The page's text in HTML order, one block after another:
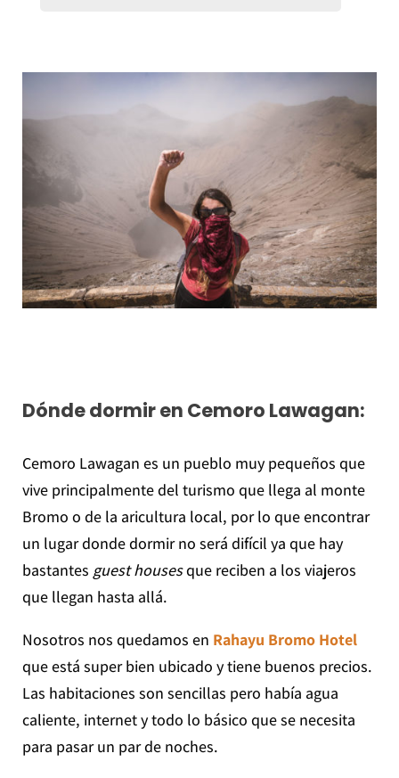
Dónde dormir en Cemoro Lawagan:
Cemoro Lawagan es un pueblo muy pequeños que
vive principalmente del turismo que llega al monte
Bromo o de la aricultura local, por lo que encontrar
un lugar donde dormir no será difícil ya que hay
bastantes guest housesque reciben a los viajeros
que llegan hasta allá.
Nosotros nos quedamos en Rahayu Bromo Hotel
que está super bien ubicado y tiene buenos precios.
Las habitaciones son sencillas pero había agua
caliente, internet y todo lo básico que se necesita
para pasar un par de noches.